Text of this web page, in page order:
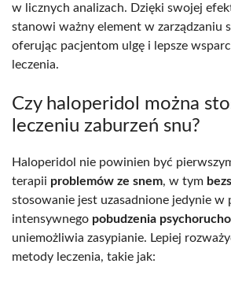
w licznych analizach. Dzięki swojej
stanowi ważny element w zarządzaniu
oferując pacjentom ulgę i lepsze
leczenia.
Czy haloperidol można
leczeniu zaburzeń snu?
Haloperidol nie powinien być
terapii problemów ze snem, w tym
stosowanie jest uzasadnione jedynie w
intensywnego pobudzenia
uniemożliwia zasypianie. Lepiej
metody leczenia, takie jak: